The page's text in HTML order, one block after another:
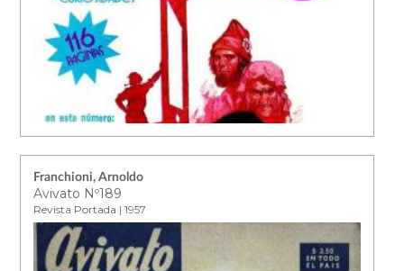
Franchioni, Arnoldo
Avivato Nº189
Revista Portada | 1957